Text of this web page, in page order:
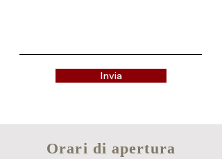
Invia
Orari di apertura